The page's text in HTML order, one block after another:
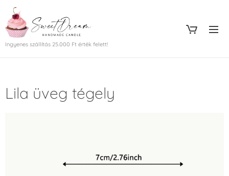
Ingyenes szállítás 25.000 Ft érték felett!
Lila üveg tégely